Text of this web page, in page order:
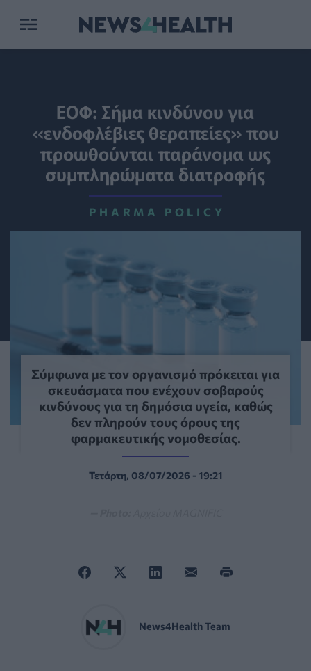
ΕΟΦ: Σήμα κινδύνου για
«ενδοφλέβιες θεραπείες» που
προωθούνται παράνομα ως
συμπληρώματα διατροφής
PHARMA POLICY
Σύμφωνα με τον οργανισμό πρόκειται για
σκευάσματα που ενέχουν σοβαρούς
κινδύνους για τη δημόσια υγεία, καθώς
δεν πληρούν τους όρους της
φαρμακευτικής νομοθεσίας.
Τετάρτη, 08/07/2026 - 19:21
News4Health Team